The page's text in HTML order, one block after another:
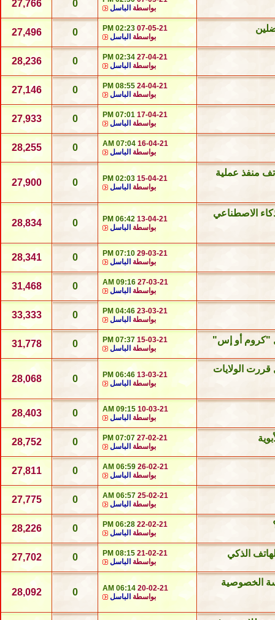
بواسطة الباسل 0
27,766
07-05-21
02:23 PM
بواسطة الباسل 0
27,496
27-04-21
02:34 PM
بواسطة الباسل 0
28,236
24-04-21
08:55 PM
بواسطة الباسل 0
27,146
17-04-21
07:01 PM
بواسطة الباسل 0
27,933
16-04-21
07:04 AM
بواسطة الباسل 0
28,255
منفذ عملية
15-04-21
02:03 PM
بواسطة الباسل 0
27,900
الاصطناعي
13-04-21
06:42 PM
بواسطة الباسل 0
28,834
29-03-21
07:10 PM
بواسطة الباسل 0
28,341
27-03-21
09:16 AM
بواسطة الباسل 0
31,468
23-03-21
04:46 PM
بواسطة الباسل 0
33,333
"كروم أو إس" 15-03-21
07:37 PM
بواسطة الباسل 0
31,778
قررت الولايات
13-03-21
06:46 PM
بواسطة الباسل 0
28,068
10-03-21
09:15 AM
بواسطة الباسل 0
28,403
27-02-21
07:07 PM
بواسطة الباسل 0
28,752
26-02-21
06:59 AM
بواسطة الباسل 0
27,811
25-02-21
06:57 AM
بواسطة الباسل 0
27,775
22-02-21
06:28 PM
بواسطة الباسل 0
28,226
الذكي 21-02-21
08:15 PM
بواسطة الباسل 0
27,702
الخصوصية
20-02-21
06:14 AM
بواسطة الباسل 0
28,092